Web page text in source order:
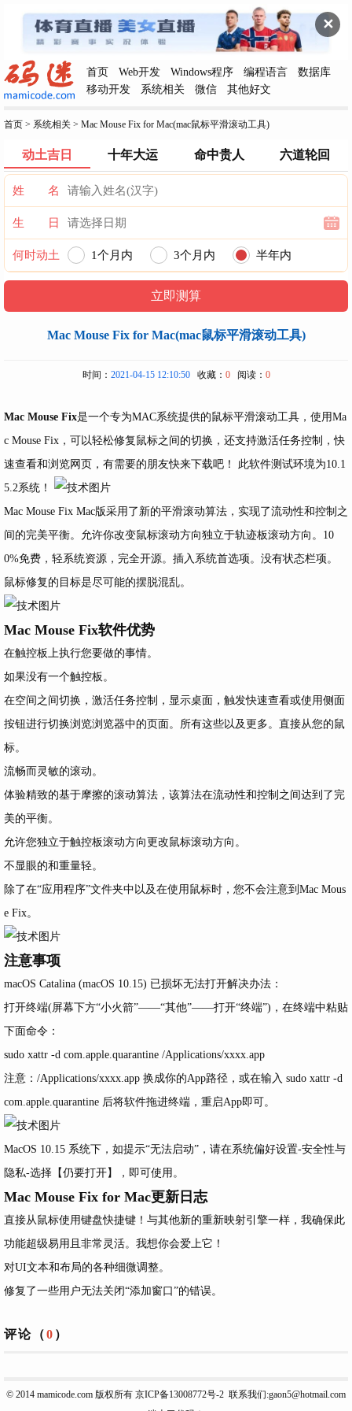
✕
首页 Web开发 Windows程序 编程语言
数据库
移动开发
系统相关 微信 其他好文
首页 > 系统相关 > Mac Mouse Fix for Mac(mac鼠标平滑滚动工具)
动土吉日 十年大运 命中贵人 六道轮回
姓 名
生 日
何时动土 1个月内 3个月内 半年内
Mac Mouse Fix for Mac(mac鼠标平滑滚动工具)
时间： 2021-04-15 12:10:50收藏： 0阅读： 0
Mac Mouse Fix是一个专为MAC系统提供的鼠标平滑滚动工具，使用Ma
c Mouse Fix，可以轻松修复鼠标之间的切换，还支持激活任务控制，快
速查看和浏览网页，有需要的朋友快来下载吧！ 此软件测试环境为10.1
5.2系统！
Mac Mouse Fix Mac版采用了新的平滑滚动算法，实现了流动性和控制之
间的完美平衡。允许你改变鼠标滚动方向独立于轨迹板滚动方向。10
0%免费，轻系统资源，完全开源。插入系统首选项。没有状态栏项。
鼠标修复的目标是尽可能的摆脱混乱。
Mac Mouse Fix软件优势
在触控板上执行您要做的事情。
如果没有一个触控板。
在空间之间切换，激活任务控制，显示桌面，触发快速查看或使用侧面
按钮进行切换浏览浏览器中的页面。所有这些以及更多。直接从您的鼠
标。
流畅而灵敏的滚动。
体验精致的基于摩擦的滚动算法，该算法在流动性和控制之间达到了完
美的平衡。
允许您独立于触控板滚动方向更改鼠标滚动方向。
不显眼的和重量轻。
除了在“应用程序”文件夹中以及在使用鼠标时，您不会注意到Mac Mous
e Fix。
注意事项
macOS Catalina (macOS 10.15) 已损坏无法打开解决办法：
打开终端(屏幕下方“小火箭”——“其他”——打开“终端”)，在终端中粘贴
下面命令：
sudo xattr -d com.apple.quarantine /Applications/xxxx.app
注意：/Applications/xxxx.app 换成你的App路径，或在输入 sudo xattr -d
com.apple.quarantine 后将软件拖进终端，重启App即可。
MacOS 10.15 系统下，如提示“无法启动”，请在系统偏好设置-安全性与
隐私-选择【仍要打开】，即可使用。
Mac Mouse Fix for Mac更新日志
直接从鼠标使用键盘快捷键！与其他新的重新映射引擎一样，我确保此
功能超级易用且非常灵活。我想你会爱上它！
对UI文本和布局的各种细微调整。
修复了一些用户无法关闭“添加窗口”的错误。
评论（0 ）
© 2014 mamicode.com 版权所有 京ICP备13008772号-2 联系我们:gaon5@hotmail.com